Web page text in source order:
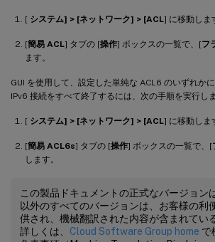
[ システム] > [ネットワーク] > [ACL] に移動しま
[簡易 ACL] タブの [操作] ボックスの一覧で、[フ
ます。
GUI を使用して、設定した単純な ACL6 のいずれか
IPv6 接続をすべて終了するには、次の手順を実行しま
[ システム] > [ネットワーク] > [ACL] に移動しま
[簡易 ACL6s] タブの [操作] ボックスの一覧で、[
します。
この製品ドキュメントの正式なバージョン
以外のすべてのバージョンは、お客様の利
供され、機械翻訳された内容が含まれてい
詳しくは、 Cloud Software Group home で